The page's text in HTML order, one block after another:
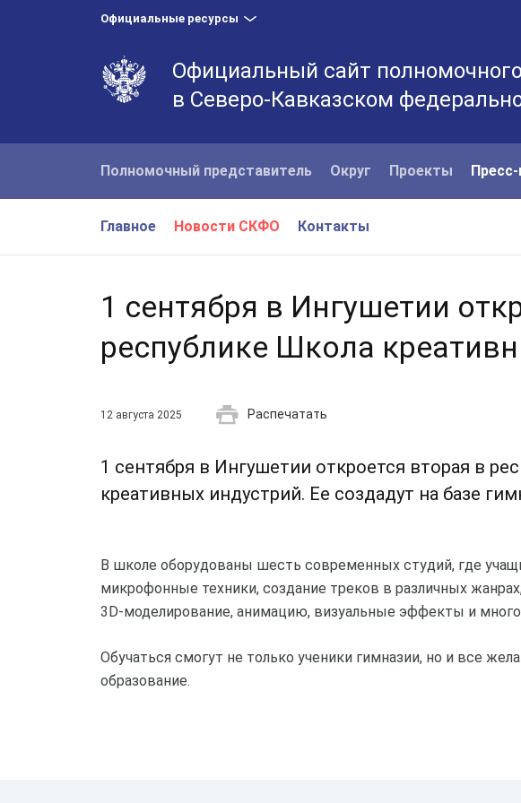
Официальные ресурсы
Официальный сайт
в Северо-Кавказском
Полномочный представитель Округ Проекты
Главное Новости СКФО Контакты
1 сентября в Ингушетии
республике Школа
12 августа 2025 Распечатать
1 сентября в Ингушетии откроется вторая в
креативных индустрий. Ее создадут на базе
В школе оборудованы шесть современных студий, где
микрофонные техники, создание треков в различных
3D-моделирование, анимацию, визуальные эффекты и
Обучаться смогут не только ученики гимназии, но и все
образование.